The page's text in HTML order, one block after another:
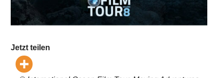
Jetzt teilen